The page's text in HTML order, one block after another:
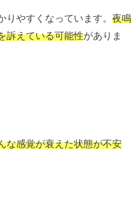
やすくなっています。 夜鳴
訴えている可能性がありま
な感覚が衰えた状態が不安